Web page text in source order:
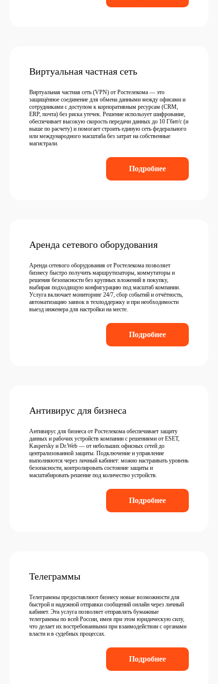
Виртуальная частная сеть
Виртуальная частная сеть (VPN) от Ростелекома — это
защищённое соединение для обмена данными между офисами и
сотрудниками с доступом к корпоративным ресурсам (CRM,
ERP, почта) без риска утечек. Решение использует шифрование,
обеспечивает высокую скорость передачи данных до 10 Гбит/с (и
выше по расчету) и помогает строить единую сеть федерального
или международного масштаба без затрат на собственные
магистрали.
Подробнее
Аренда сетевого оборудования
Аренда сетевого оборудования от Ростелекома позволяет
бизнесу быстро получить маршрутизаторы, коммутаторы и
решения безопасности без крупных вложений в покупку,
выбирая подходящую конфигурацию под масштаб компании.
Услуга включает мониторинг 24/7, сбор событий и отчётность,
автоматизацию заявок в техподдержку и при необходимости
выезд инженера для настройки на месте.
Подробнее
Антивирус для бизнеса
Антивирус для бизнеса от Ростелекома обеспечивает защиту
данных и рабочих устройств компании с решениями от ESET,
Kaspersky и Dr.Web — от небольших офисных сетей до
централизованной защиты. Подключение и управление
выполняются через личный кабинет: можно настраивать уровень
безопасности, контролировать состояние защиты и
масштабировать решение под количество устройств.
Подробнее
Телеграммы
Телеграммы предоставляют бизнесу новые возможности для
быстрой и надежной отправки сообщений онлайн через личный
кабинет. Эта услуга позволяет отправлять бумажные
телеграммы по всей России, имея при этом юридическую силу,
что делает их востребованными при взаимодействии с органами
власти и в судебных процессах.
Подробнее